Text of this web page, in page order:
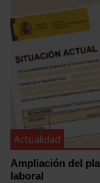
Actualidad
Ampliación del
laboral